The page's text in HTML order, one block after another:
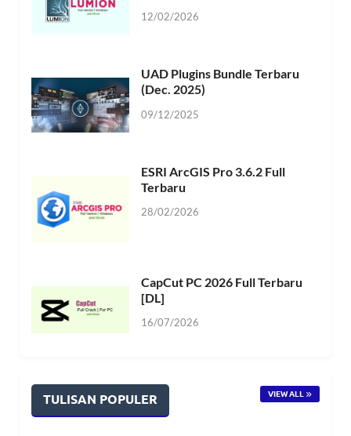
12/02/2026
UAD Plugins Bundle Terbaru
(Dec. 2025)
09/12/2025
ESRI ArcGIS Pro 3.6.2 Full
Terbaru
28/02/2026
CapCut PC 2026 Full Terbaru
[DL]
16/07/2026
TULISAN POPULER VIEW ALL